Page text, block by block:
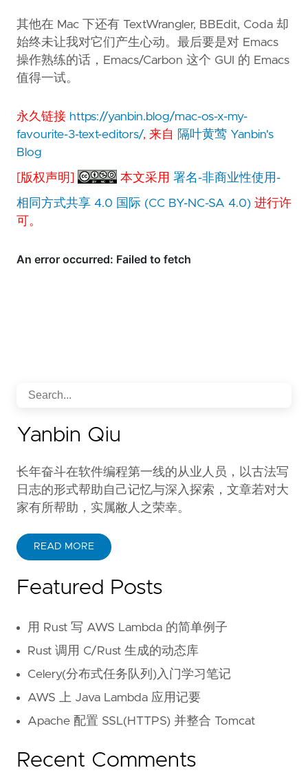
其他在 Mac 下还有 TextWrangler, BBEdit, Coda 却
始终未让我对它们产生心动。最后要是对 Emacs
操作熟练的话，Emacs/Carbon 这个 GUI 的 Emacs
值得一试。
永久链接 https://yanbin.blog/mac-os-x-my-
favourite-3-text-editors/, 来自
隔叶黄莺 Yanbin's
Blog
[版权声明] 本文采用署名-非商业性使用-
相同方式共享 4.0 国际 (CC BY-NC-SA 4.0) 进行许
可。
Yanbin Qiu
长年奋斗在软件编程第一线的从业人员，以古法写
日志的形式帮助自己记忆与深入探索，文章若对大
家有所帮助，实属敝人之荣幸。
READ MORE
Featured Posts
用 Rust 写 AWS Lambda 的简单例子
Rust 调用 C/Rust 生成的动态库
Celery(分布式任务队列)入门学习笔记
AWS 上 Java Lambda 应用记要
Apache 配置 SSL(HTTPS) 并整合 Tomcat
Recent Comments